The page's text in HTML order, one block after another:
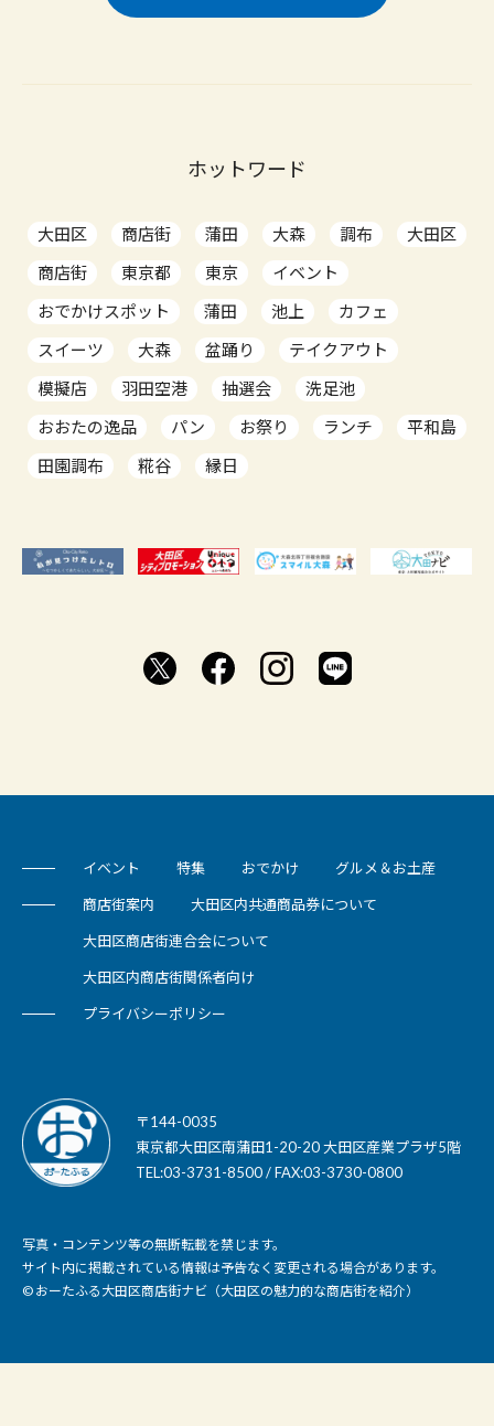
ホットワード
大田区 商店街 蒲田 大森 調布
大田区
商店街
東京都 東京
イベント
おでかけスポット
蒲田 池上
カフェ
スイーツ
大森 盆踊り
テイクアウト
模擬店
羽田空港 抽選会
洗足池
おおたの逸品
パン お祭り ランチ
平和島
田園調布
糀谷 縁日
イベント 特集 おでかけ グルメ＆お土産
商店街案内 大田区内共通商品券について
大田区商店街連合会について
大田区内商店街関係者向け
プライバシーポリシー
〒144-0035
東京都大田区南蒲田1-20-20 大田区産業プラザ5階
TEL:03-3731-8500 / FAX:03-3730-0800
写真・コンテンツ等の無断転載を禁じます。
サイト内に掲載されている情報は予告なく変更される場合があります。
© おーたふる大田区商店街ナビ（大田区の魅力的な商店街を紹介）